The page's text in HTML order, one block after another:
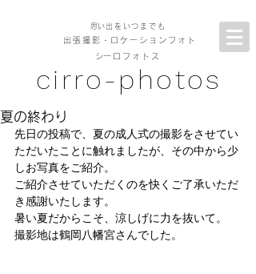
・ロケーションフォト
cirro-photos
出張撮影
​思い出をいつまでも
​シーロフォトス
夏の終わり
先日の投稿で、夏の成人式の撮影をさせてい
ただいたことに触れましたが、その中から少
しお写真をご紹介。
ご紹介させていただくのを快くご了承いただ
き感謝いたします。
暑い夏だからこそ、涼しげに力を抜いて。
撮影地は鶴岡八幡宮さんでした。